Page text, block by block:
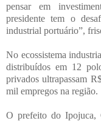
pensar em
presidente tem o
industrial portuário”,
No ecossistema
distribuídos em 12
privados ultrapassam
mil empregos na região.
O prefeito do Ipojuca,